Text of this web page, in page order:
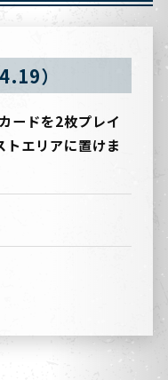
）
ードを2枚プレイ
トエリアに置けま